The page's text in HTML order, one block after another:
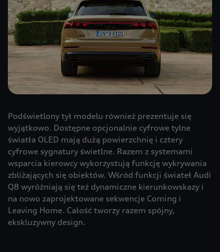
Podświetlony tył modelu również prezentuje się
wyjątkowo. Dostępne opcjonalnie cyfrowe tylne
światła OLED mają dużą powierzchnię i cztery
cyfrowe sygnatury świetlne. Razem z systemami
wsparcia kierowcy wykorzystują funkcję wykrywania
zbliżających się obiektów. Wśród funkcji świateł Audi
Q8 wyróżniają się też dynamiczne kierunkowskazy i
na nowo zaprojektowane sekwencje Coming i
Leaving Home. Całość tworzy razem spójny,
ekskluzywny design.